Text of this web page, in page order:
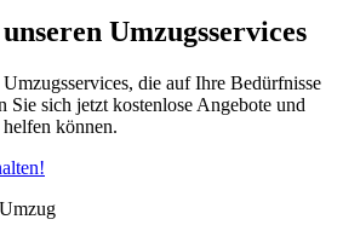
Umzugsservices
die auf Ihre Bedürfnisse
Sie sich jetzt kostenlose Angebote und
können.